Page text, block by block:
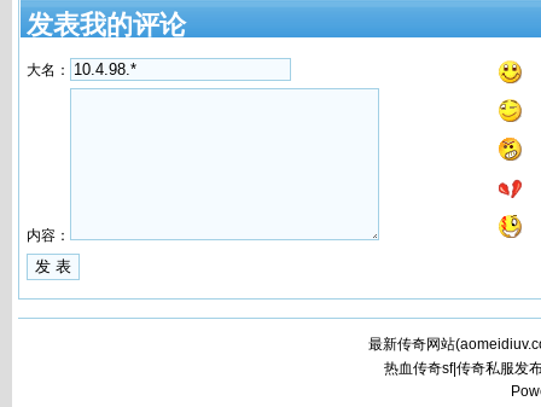
发表我的评论
大名：
内容：
最新传奇网站(
热血传奇sf|传奇私服发